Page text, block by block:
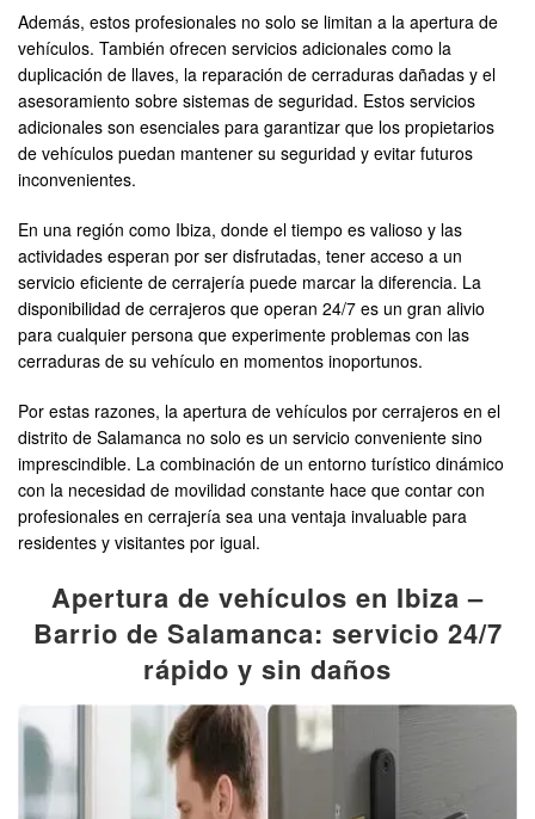
Además, estos profesionales no solo se limitan a la apertura de
vehículos. También ofrecen servicios adicionales como la
duplicación de llaves, la reparación de cerraduras dañadas y el
asesoramiento sobre sistemas de seguridad. Estos servicios
adicionales son esenciales para garantizar que los propietarios
de vehículos puedan mantener su seguridad y evitar futuros
inconvenientes.
En una región como Ibiza, donde el tiempo es valioso y las
actividades esperan por ser disfrutadas, tener acceso a un
servicio eficiente de cerrajería puede marcar la diferencia. La
disponibilidad de cerrajeros que operan 24/7 es un gran alivio
para cualquier persona que experimente problemas con las
cerraduras de su vehículo en momentos inoportunos.
Por estas razones, la apertura de vehículos por cerrajeros en el
distrito de Salamanca no solo es un servicio conveniente sino
imprescindible. La combinación de un entorno turístico dinámico
con la necesidad de movilidad constante hace que contar con
profesionales en cerrajería sea una ventaja invaluable para
residentes y visitantes por igual.
Apertura de vehículos en Ibiza –
Barrio de Salamanca: servicio 24/7
rápido y sin daños